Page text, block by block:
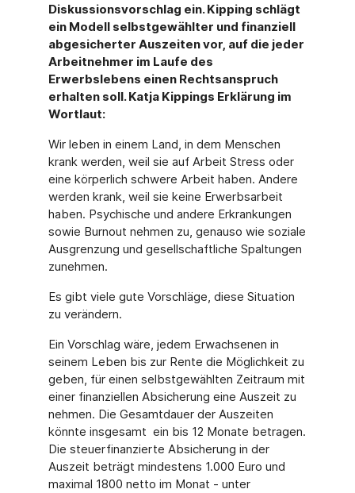
Diskussionsvorschlag ein. Kipping schlägt
ein Modell selbstgewählter und finanziell
abgesicherter Auszeiten vor, auf die jeder
Arbeitnehmer im Laufe des
Erwerbslebens einen Rechtsanspruch
erhalten soll. Katja Kippings Erklärung im
Wortlaut:
Wir leben in einem Land, in dem Menschen
krank werden, weil sie auf Arbeit Stress oder
eine körperlich schwere Arbeit haben. Andere
werden krank, weil sie keine Erwerbsarbeit
haben. Psychische und andere Erkrankungen
sowie Burnout nehmen zu, genauso wie soziale
Ausgrenzung und gesellschaftliche Spaltungen
zunehmen.
Es gibt viele gute Vorschläge, diese Situation
zu verändern.
Ein Vorschlag wäre, jedem Erwachsenen in
seinem Leben bis zur Rente die Möglichkeit zu
geben, für einen selbstgewählten Zeitraum mit
einer finanziellen Absicherung eine Auszeit zu
nehmen. Die Gesamtdauer der Auszeiten
könnte insgesamt ein bis 12 Monate betragen.
Die steuerfinanzierte Absicherung in der
Auszeit beträgt mindestens 1.000 Euro und
maximal 1800 netto im Monat - unter